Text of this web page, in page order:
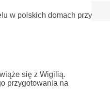
w polskich domach
się z Wigilią.
przygotowania na